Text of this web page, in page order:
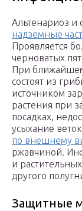
Альтенариоз и
надземные
Проявляется
черноватых
При
состоят из
источником
растения при
посадках,
усыхание
по внешнему
ржавчиной.
и
другого
Защитные